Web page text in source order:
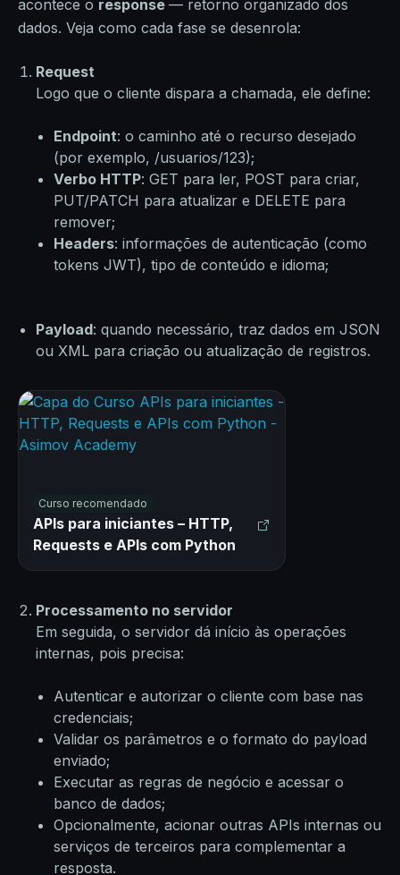
acontece o response — retorno organizado dos
dados. Veja como cada fase se desenrola:
Request
Logo que o cliente dispara a chamada, ele define:
Endpoint: o caminho até o recurso desejado
(por exemplo, /usuarios/123);
Verbo HTTP: GET para ler, POST para criar,
PUT/PATCH para atualizar e DELETE para
remover;
Headers: informações de autenticação (como
tokens JWT), tipo de conteúdo e idioma;
Payload: quando necessário, traz dados em JSON
ou XML para criação ou atualização de registros.
Curso recomendado
APIs para iniciantes – HTTP,
Requests e APIs com Python
Processamento no servidor
Em seguida, o servidor dá início às operações
internas, pois precisa:
Autenticar e autorizar o cliente com base nas
credenciais;
Validar os parâmetros e o formato do payload
enviado;
Executar as regras de negócio e acessar o
banco de dados;
Opcionalmente, acionar outras APIs internas ou
serviços de terceiros para complementar a
resposta.